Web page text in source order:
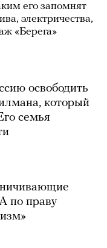
его запомнят
электричества,
«Берега»
освободить
который
семья
по праву